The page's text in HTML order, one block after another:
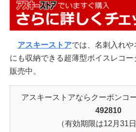
アスキーストアでは、名刺入れ
にも収納できる超薄型ボイスレコー
販売中。
アスキーストアならクーポンコ
492810
（有効期限は12月31日